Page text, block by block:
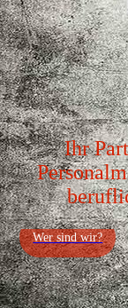
Ihr
Wer sind wir?